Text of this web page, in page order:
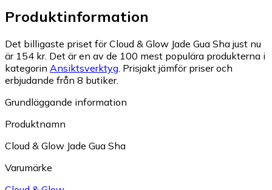
Produktinformation
Det billigaste priset för Cloud & Glow Jade Gua Sha just nu
är 154 kr. Det är en av de 100 mest populära produkterna i
kategorin Ansiktsverktyg. Prisjakt jämför priser och
erbjudande från 8 butiker.
Grundläggande information
Produktnamn
Cloud & Glow Jade Gua Sha
Varumärke